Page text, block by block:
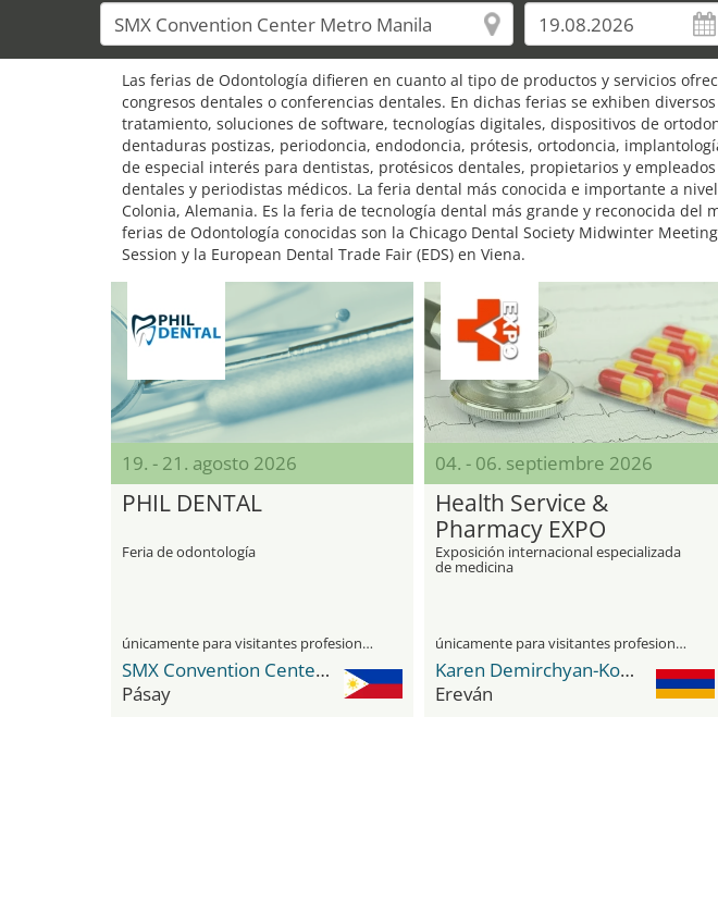
Las ferias de Odontología difieren en cuanto al tipo de productos y servicios
congresos dentales o conferencias dentales. En dichas ferias se exhiben
tratamiento, soluciones de software, tecnologías digitales, dispositivos de
dentaduras postizas, periodoncia, endodoncia, prótesis, ortodoncia,
de especial interés para dentistas, protésicos dentales, propietarios y
dentales y periodistas médicos. La feria dental más conocida e importante a
Colonia, Alemania. Es la feria de tecnología dental más grande y reconocida del
ferias de Odontología conocidas son la Chicago Dental Society Midwinter
Session y la European Dental Trade Fair (EDS) en Viena.
19. - 21. agosto 2026
PHIL DENTAL
Feria de odontología
únicamente para visitantes profesionales
SMX Convention Center Metro Manila
Pásay
04. - 06. septiembre 2026
Health Service &
Pharmacy EXPO
Exposición internacional especializada
de medicina
únicamente para visitantes profesionales
Karen Demirchyan-Komplex
Ereván